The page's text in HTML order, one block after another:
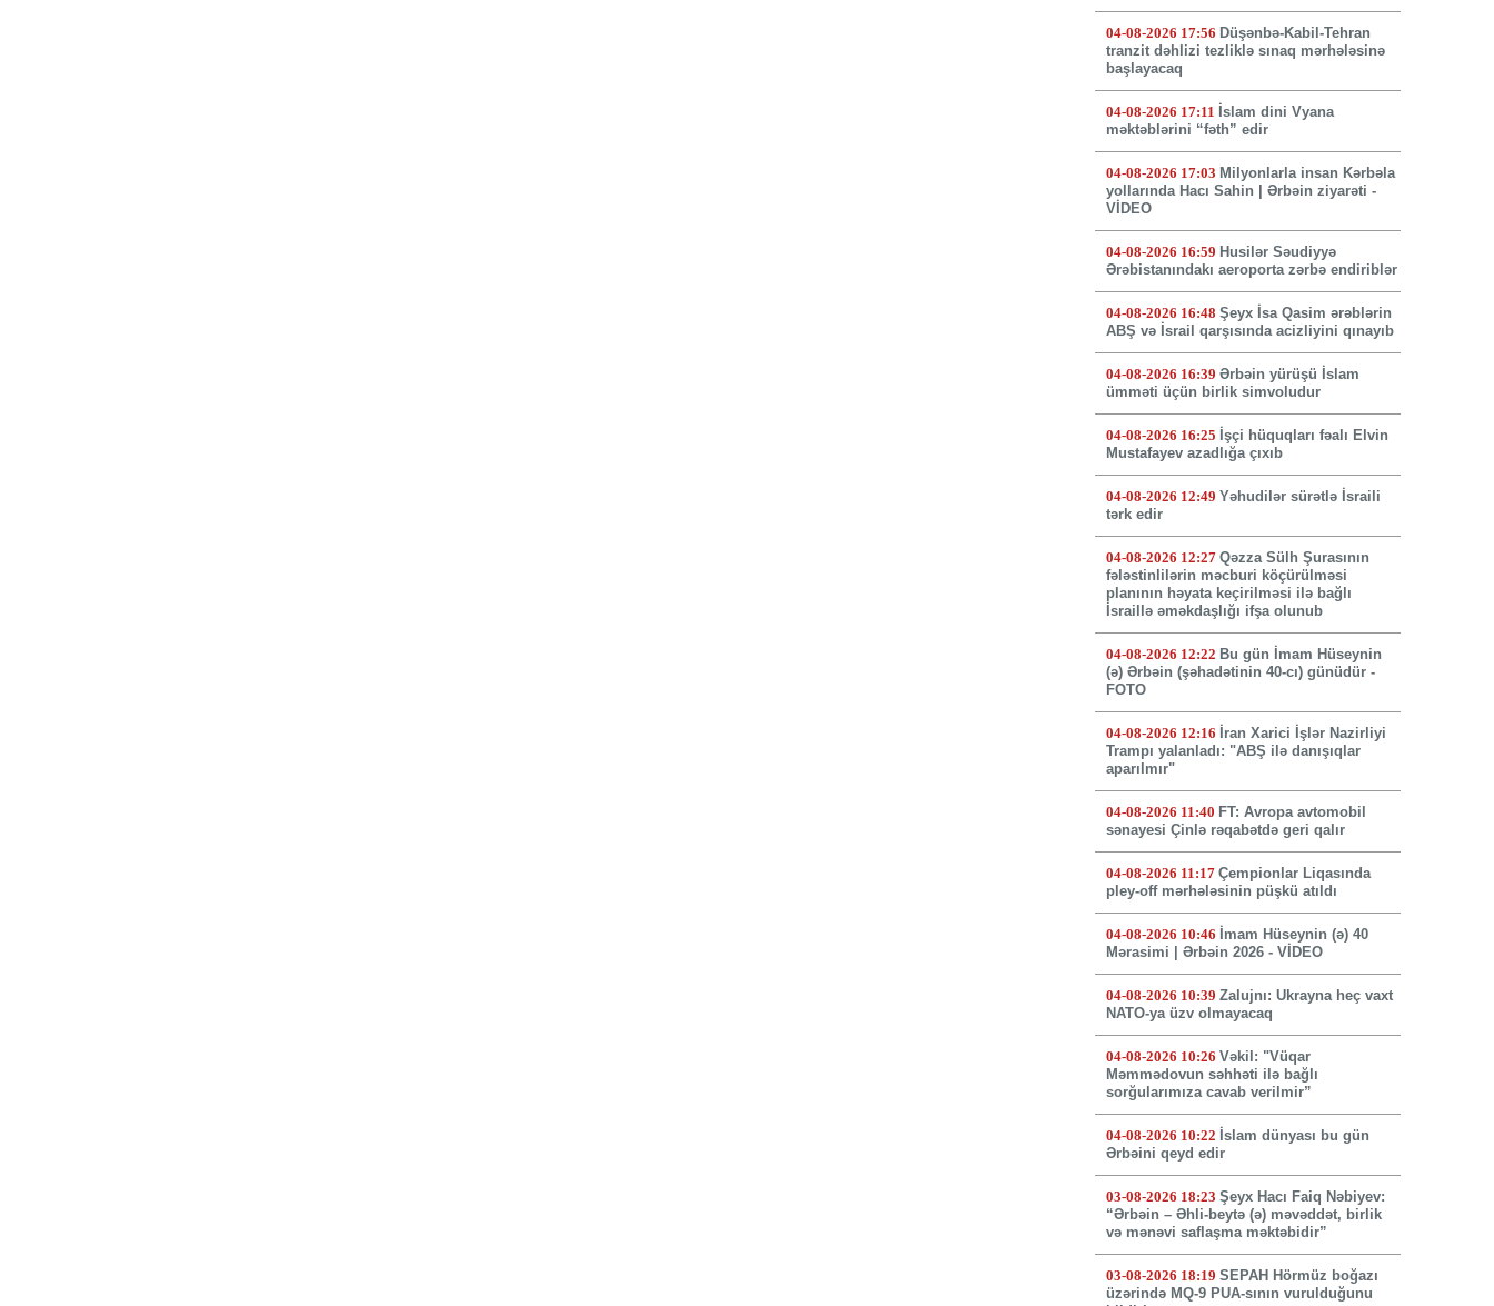
04-08-2026 17:56 Düşənbə-Kabil-Tehran
tranzit dəhlizi tezliklə sınaq mərhələsinə
başlayacaq
04-08-2026 17:11 İslam dini Vyana
məktəblərini “fəth” edir
04-08-2026 17:03 Milyonlarla insan Kərbəla
yollarında Hacı Sahin | Ərbəin ziyarəti -
VİDEO
04-08-2026 16:59 Husilər Səudiyyə
Ərəbistanındakı aeroporta zərbə endiriblər
04-08-2026 16:48 Şeyx İsa Qasim ərəblərin
ABŞ və İsrail qarşısında acizliyini qınayıb
04-08-2026 16:39 Ərbəin yürüşü İslam
ümməti üçün birlik simvoludur
04-08-2026 16:25 İşçi hüquqları fəalı Elvin
Mustafayev azadlığa çıxıb
04-08-2026 12:49 Yəhudilər sürətlə İsraili
tərk edir
04-08-2026 12:27 Qəzza Sülh Şurasının
fələstinlilərin məcburi köçürülməsi
planının həyata keçirilməsi ilə bağlı
İsraillə əməkdaşlığı ifşa olunub
04-08-2026 12:22 Bu gün İmam Hüseynin
(ə) Ərbəin (şəhadətinin 40-cı) günüdür -
FOTO
04-08-2026 12:16 İran Xarici İşlər Nazirliyi
Trampı yalanladı: "ABŞ ilə danışıqlar
aparılmır"
04-08-2026 11:40 FT: Avropa avtomobil
sənayesi Çinlə rəqabətdə geri qalır
04-08-2026 11:17 Çempionlar Liqasında
pley-off mərhələsinin püşkü atıldı
04-08-2026 10:46 İmam Hüseynin (ə) 40
Mərasimi | Ərbəin 2026 - VİDEO
04-08-2026 10:39 Zalujnı: Ukrayna heç vaxt
NATO-ya üzv olmayacaq
04-08-2026 10:26 Vəkil: "Vüqar
Məmmədovun səhhəti ilə bağlı
sorğularımıza cavab verilmir”
04-08-2026 10:22 İslam dünyası bu gün
Ərbəini qeyd edir
03-08-2026 18:23 Şeyx Hacı Faiq Nəbiyev:
“Ərbəin – Əhli-beytə (ə) məvəddət, birlik
və mənəvi saflaşma məktəbidir”
03-08-2026 18:19 SEPAH Hörmüz boğazı
üzərində MQ-9 PUA-sının vurulduğunu